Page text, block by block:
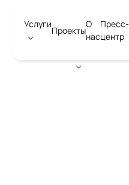
Услуги
Проекты
О
нас
Пресс-
центр